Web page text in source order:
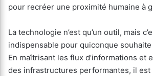
pour recréer une proximité humaine à
La technologie n’est qu’un outil, mais
indispensable pour quiconque
En maîtrisant les flux d’informations et
des infrastructures performantes, il est